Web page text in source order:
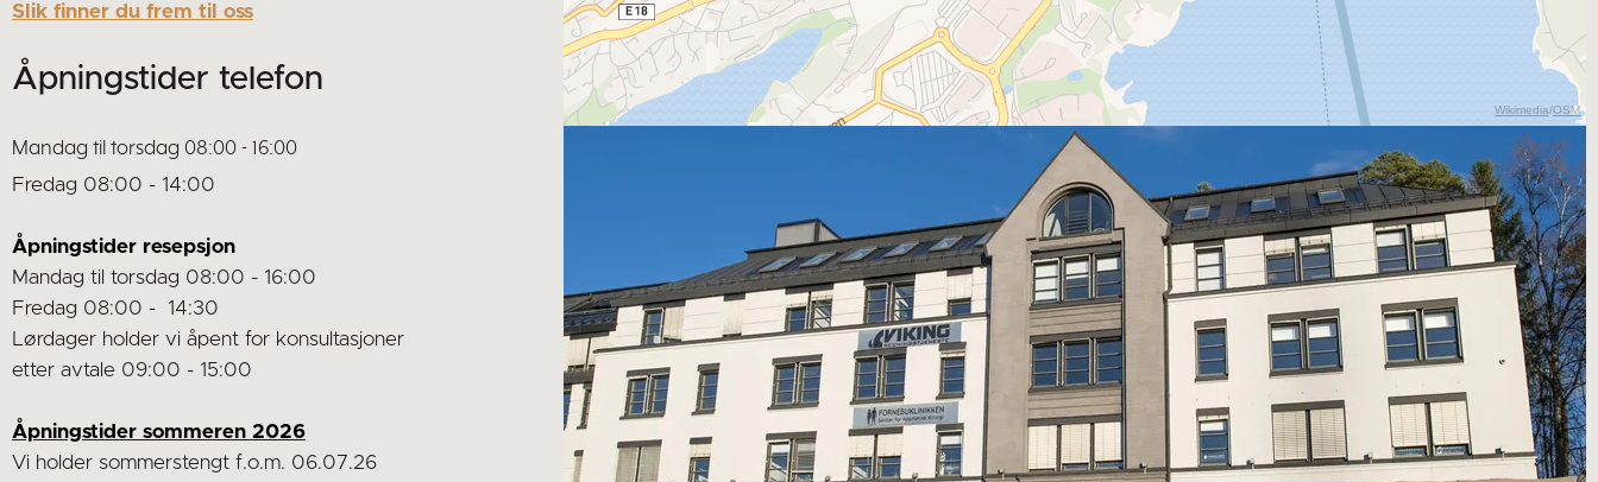
Slik finner du frem til oss
Åpningstider telefon
Mandag til torsdag 08:00 - 16:00
Fredag 08:00 - 14:00
Åpningstider resepsjon
Mandag til torsdag 08:00 - 16:00
Fredag 08:00 - 14:30
Lørdager holder vi åpent for konsultasjoner
etter avtale 09:00 - 15:00
Åpningstider sommeren 2026
Vi holder sommerstengt f.o.m. 06.07.26
Wikimedia/OSM